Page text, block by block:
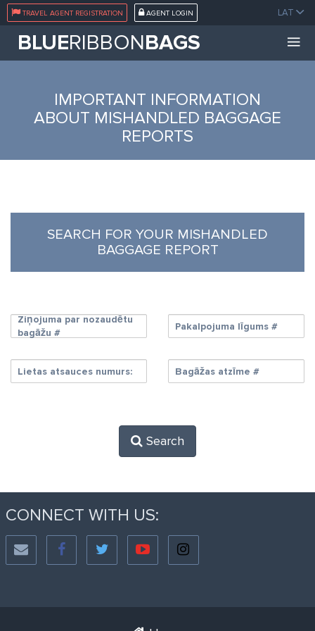
TRAVEL AGENT REGISTRATION AGENT LOGIN LAT
BLUERIBBONBAGS
IMPORTANT INFORMATION
ABOUT MISHANDLED BAGGAGE
REPORTS
SEARCH FOR YOUR MISHANDLED
BAGGAGE REPORT
Ziņojuma par nozaudētu
bagāžu #
Pakalpojuma līgums #
Lietas atsauces numurs: Bagāžas atzīme #
Search
CONNECT WITH US: